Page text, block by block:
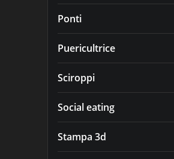
Ponti
Puericultrice
Sciroppi
Social eating
Stampa 3d